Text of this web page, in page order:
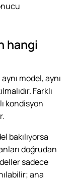
hangi
model, aynı
Farklı
kondisyon
bakılıyorsa
doğrudan
sadece
ana